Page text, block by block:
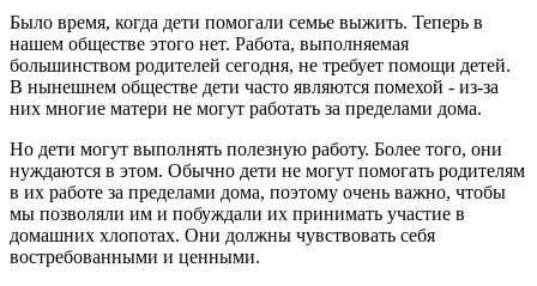
Было время, когда дети помогали семье выжить. Теперь в
нашем обществе этого нет. Работа, выполняемая
большинством родителей сегодня, не требует помощи детей.
В нынешнем обществе дети часто являются помехой - из-за
них многие матери не могут работать за пределами дома.
Но дети могут выполнять полезную работу. Более того, они
нуждаются в этом. Обычно дети не могут помогать родителям
в их работе за пределами дома, поэтому очень важно, чтобы
мы позволяли им и побуждали их принимать участие в
домашних хлопотах. Они должны чувствовать себя
востребованными и ценными.